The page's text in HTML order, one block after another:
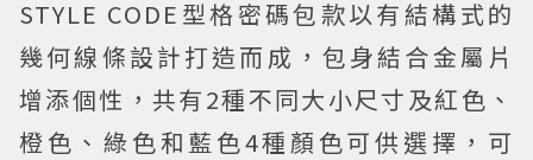
STYLE CODE型格密碼包款以有結構式的
幾何線條設計打造而成，包身結合金屬片
增添個性，共有2種不同大小尺寸及紅色、
橙色、綠色和藍色4種顏色可供選擇，可